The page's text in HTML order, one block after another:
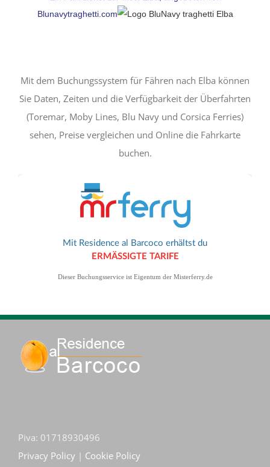
Blunavytraghetti.com
Mit dem Buchungssystem für Fähren nach Elba können
Sie Daten, Zeiten und die Verfügbarkeit der Überfahrten
(Toremar, Moby Lines, Blu Navy und Corsica Ferries)
sehen, Preise vergleichen und Online die Fahrkarte
buchen.
Dieser Buchungsservice ist Eigentum der Misterferry.de
Piva: 01718930496
Privacy Policy | Cookie Policy